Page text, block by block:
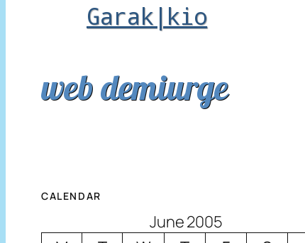
Garak|kio
web demiurge
CALENDAR
June 2005